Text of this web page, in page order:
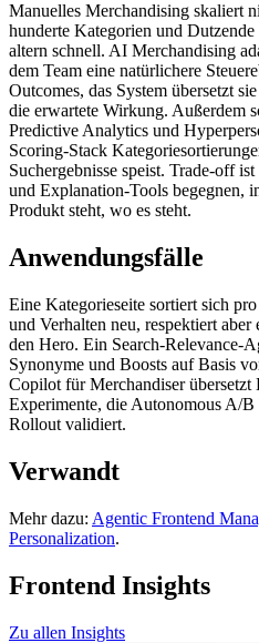
Manuelles Merchandising skaliert
hunderte Kategorien und
altern schnell. AI Merchandising
dem Team eine natürlichere
Outcomes, das System übersetzt
die erwartete Wirkung. Außerdem
Predictive Analytics und
Scoring-Stack
Suchergebnisse speist. Trade-off
und Explanation-Tools begegnen,
Produkt steht, wo es steht.
Anwendungsfälle
Eine Kategorieseite sortiert sich
und Verhalten neu, respektiert
den Hero. Ein Search-Relevance-
Synonyme und Boosts auf Basis
Copilot für Merchandiser
Experimente, die Autonomous A/
Rollout validiert.
Verwandt
Mehr dazu: Agentic Frontend
Personalization.
Frontend Insights
Zu allen Insights